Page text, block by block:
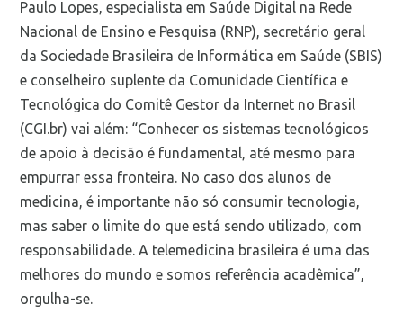
Paulo Lopes, especialista em Saúde Digital na Rede
Nacional de Ensino e Pesquisa (RNP), secretário geral
da Sociedade Brasileira de Informática em Saúde (SBIS)
e conselheiro suplente da Comunidade Científica e
Tecnológica do Comitê Gestor da Internet no Brasil
(CGI.br) vai além: “Conhecer os sistemas tecnológicos
de apoio à decisão é fundamental, até mesmo para
empurrar essa fronteira. No caso dos alunos de
medicina, é importante não só consumir tecnologia,
mas saber o limite do que está sendo utilizado, com
responsabilidade. A telemedicina brasileira é uma das
melhores do mundo e somos referência acadêmica”,
orgulha-se.